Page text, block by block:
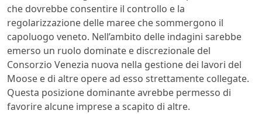
che dovrebbe consentire il controllo e la
regolarizzazione delle maree che sommergono il
capoluogo veneto. Nell’ambito delle indagini sarebbe
emerso un ruolo dominate e discrezionale del
Consorzio Venezia nuova nella gestione dei lavori del
Moose e di altre opere ad esso strettamente collegate.
Questa posizione dominante avrebbe permesso di
favorire alcune imprese a scapito di altre.